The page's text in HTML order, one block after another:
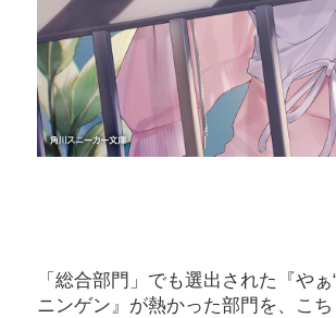
「総合部門」でも選出された『やぁ
ニンゲン』が熱かった部門を、こ